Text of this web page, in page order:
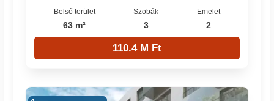
Belső terület
63 m²
Szobák
3
Emelet
2
110.4 M Ft